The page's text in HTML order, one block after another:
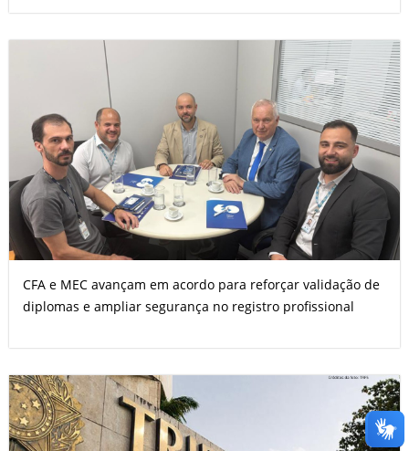
CFA e MEC avançam em acordo para reforçar validação de
diplomas e ampliar segurança no registro profissional